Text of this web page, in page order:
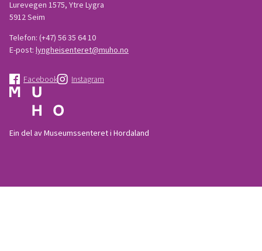
Lurevegen 1575, Ytre Lygra
5912 Seim
Telefon: (+47) 56 35 64 10
E-post: lyngheisenteret@muho.no
Facebook Instagram
Ein del av Museumssenteret i Hordaland